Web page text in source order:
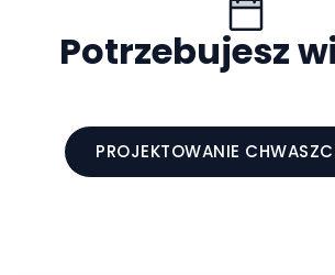
Potrzebujesz
PROJEKTOWANIE